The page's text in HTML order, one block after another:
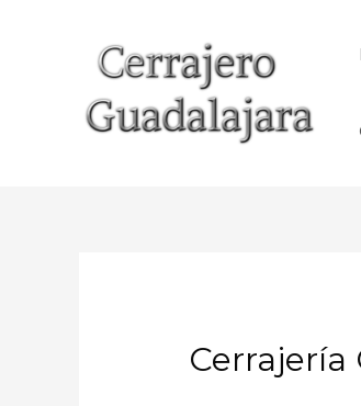
Cerrajería